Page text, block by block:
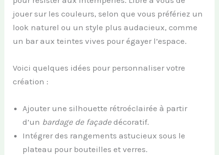
jouer sur les couleurs, selon que vous préfériez un
look naturel ou un style plus audacieux, comme
un bar aux teintes vives pour égayer l’espace.
Voici quelques idées pour personnaliser votre
création :
Ajouter une silhouette rétroéclairée à partir
d’un bardage de façade décoratif.
Intégrer des rangements astucieux sous le
plateau pour bouteilles et verres.